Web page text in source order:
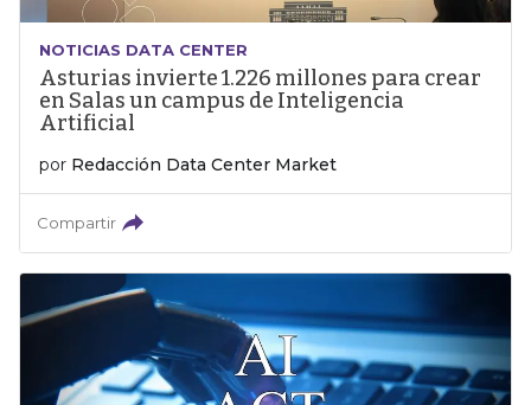
NOTICIAS DATA CENTER
Asturias invierte 1.226 millones para crear
en Salas un campus de Inteligencia
Artificial
por Redacción Data Center Market
Compartir